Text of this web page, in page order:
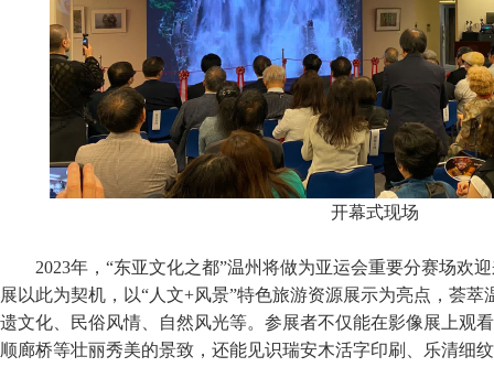
开幕式现场
2023年，“东亚文化之都”温州将做为亚运会重要分赛场欢
展以此为契机，以“人文+风景”特色旅游资源展示为亮点，荟
遗文化、民俗风情、自然风光等。参展者不仅能在影像展上观
顺廊桥等壮丽秀美的景致，还能见识瑞安木活字印刷、乐清细